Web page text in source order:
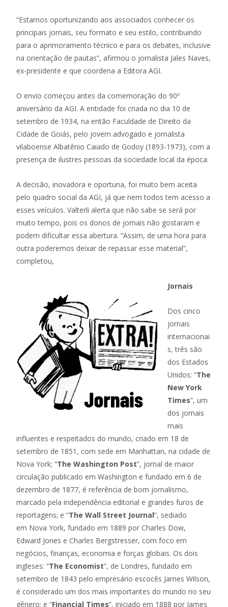
“Estamos oportunizando aos associados conhecer os
principais jornais, seu formato e seu estilo, contribuindo
para o aprimoramento técnico e para os debates, inclusive
na orientação de pautas”, afirmou o jornalista Jales Naves,
ex-presidente e que coordena a Editora AGI.
O envio começou antes da comemoração do 90º
aniversário da AGI. A entidade foi criada no dia 10 de
setembro de 1934, na então Faculdade de Direito da
Cidade de Goiás, pelo jovem advogado e jornalista
vilaboense Albatênio Caiado de Godoy (1893-1973), com a
presença de ilustres pessoas da sociedade local da época.
A decisão, inovadora e oportuna, foi muito bem aceita
pelo quadro social da AGI, já que nem todos tem acesso a
esses veículos. Valterli alerta que não sabe se será por
muito tempo, pois os donos de jornais não gostaram e
podem dificultar essa abertura. “Assim, de uma hora para
outra poderemos deixar de repassar esse material”,
completou,
Jornais
Dos cinco
jornais
internacionai
s, três são
dos Estados
Unidos: “The
New York
Times”, um
dos jornais
mais
influentes e respeitados do mundo, criado em 18 de
setembro de 1851, com sede em Manhattan, na cidade de
Nova York; “The Washington Post”, jornal de maior
circulação publicado em Washington e fundado em 6 de
dezembro de 1877, é referência de bom jornalismo,
marcado pela independência editorial e grandes furos de
reportagens; e “The Wall Street Journal”, sediado
em Nova York, fundado em 1889 por Charles Dow,
Edward Jones e Charles Bergstresser, com foco em
negócios, finanças, economia e forças globais. Os dois
ingleses: “The Economist”, de Londres, fundado em
setembro de 1843 pelo empresário escocês James Wilson,
é considerado um dos mais importantes do mundo no seu
gênero; e “Financial Times”, iniciado em 1888 por James